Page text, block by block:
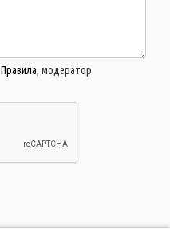
Правила, модератор